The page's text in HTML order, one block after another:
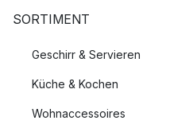
SORTIMENT
Geschirr & Servieren
Küche & Kochen
Wohnaccessoires